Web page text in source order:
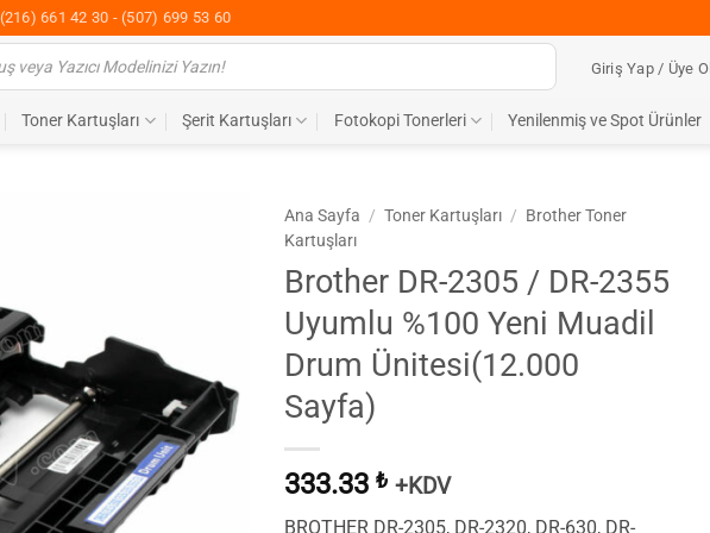
(216) 661 42 30 - (507) 699 53 60
Giriş Yap / Üye Ol
Toner Kartuşları Şerit Kartuşları Fotokopi Tonerleri Yenilenmiş ve Spot Ürünler
Ana Sayfa / Toner Kartuşları / Brother Toner
Kartuşları
Brother DR-2305 / DR-2355
Uyumlu %100 Yeni Muadil
Drum Ünitesi(12.000
Sayfa)
333.33 ₺ +KDV
BROTHER DR-2305, DR-2320, DR-630, DR-